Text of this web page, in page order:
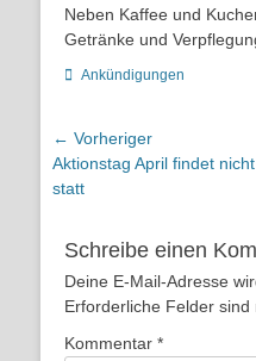
Neben Kaffee und
Getränke und
Kategorien
Ankündigungen
Beitragsnavigation
← Vorheriger
Vorheriger
Beitrag:
Aktionstag April findet nicht
statt
Schreibe einen
Deine E-Mail-Adresse
Erforderliche Felder sind
Kommentar *